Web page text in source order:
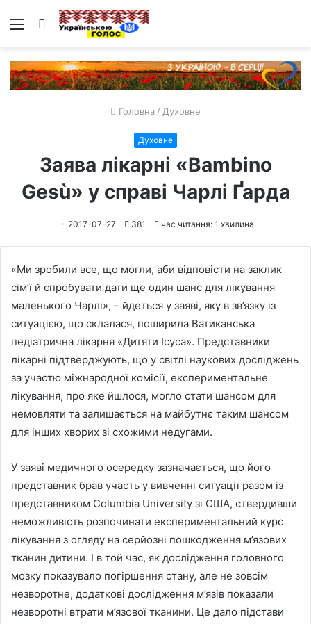
Меню Пошук
Головна / Духовне
Духовне
Заява лікарні «Bambino
Gesù» у справі Чарлі Ґарда
2017-07-27 381 час читання: 1 хвилина
«Ми зробили все, що могли, аби відповісти на заклик
сім’ї й спробувати дати ще один шанс для лікування
маленького Чарлі», – йдеться у заяві, яку в зв’язку із
ситуацією, що склалася, поширила Ватиканська
педіатрична лікарня «Дитяти Ісуса». Представники
лікарні підтверджують, що у світлі наукових досліджень
за участю міжнародної комісії, експериментальне
лікування, про яке йшлося, могло стати шансом для
немовляти та залишається на майбутнє таким шансом
для інших хворих зі схожими недугами.
У заяві медичного осередку зазначається, що його
представник брав участь у вивченні ситуації разом із
представником Columbia University зі США, ствердивши
неможливість розпочинати експериментальний курс
лікування з огляду на серйозні пошкодження м’язових
тканин дитини. І в той час, як дослідження головного
мозку показувало погіршення стану, але не зовсім
незворотне, додаткові дослідження м’язів показали
незворотні втрати м’язової тканини. Це дало підстави